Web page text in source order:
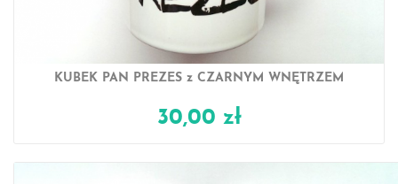
KUBEK PAN PREZES z CZARNYM WNĘTRZEM
30,00 zł